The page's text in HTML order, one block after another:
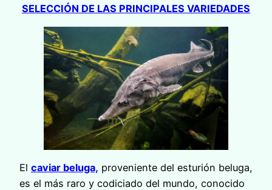
SELECCIÓN DE LAS PRINCIPALES VARIEDADES
El caviar beluga, proveniente del esturión beluga,
es el más raro y codiciado del mundo, conocido